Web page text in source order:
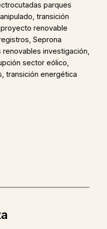
parques
transición
renovable
Seprona
investigación,
sector eólico,
transición energética